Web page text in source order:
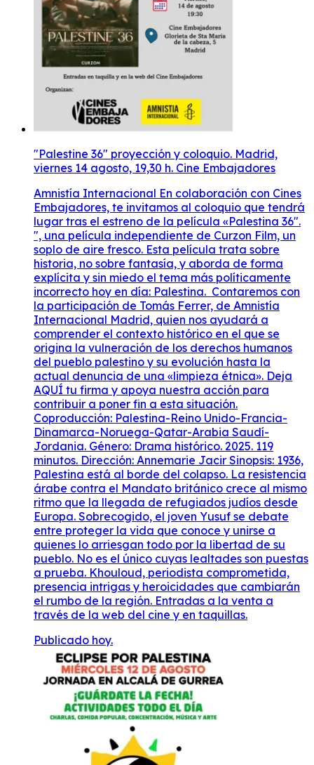
"Palestine 36" proyección y coloquio. Madrid,
viernes 14 agosto, 19,30 h. Cine Embajadores
Amnistía Internacional En colaboración con Cines
Embajadores, te invitamos al coloquio que tendrá
lugar tras el estreno de la película «Palestina 36″.
", ​​una película independiente de Curzon Film, un
soplo de aire fresco. Esta película trata sobre
historia, no sobre fantasía, y aborda de forma
explícita y sin miedo el tema más políticamente
incorrecto hoy en día: Palestina. Contaremos con
la participación de Tomás Ferrer, de Amnistía
Internacional Madrid, quien nos ayudará a
comprender el contexto histórico en el que se
origina la vulneración de los derechos humanos
del pueblo palestino y su evolución hasta la
actual denuncia de una «limpieza étnica». Deja
AQUÍ tu firma y apoya nuestra acción para
contribuir a poner fin a esta situación.
Coproducción: Palestina-Reino Unido-Francia-
Dinamarca-Noruega-Qatar-Arabia Saudí-
Jordania. Género: Drama histórico. 2025. 119
minutos. Dirección: Annemarie Jacir Sinopsis: 1936,
Palestina está al borde del colapso. La resistencia
árabe contra el Mandato británico crece al mismo
ritmo que la llegada de refugiados judíos desde
Europa. Sobrecogido, el joven Yusuf se debate
entre proteger la vida que conoce y unirse a
quienes lo arriesgan todo por la libertad de su
pueblo. No es el único cuyas lealtades son puestas
a prueba. Khouloud, periodista comprometida,
presencia intrigas y heroicidades que cambiarán
el rumbo de la región. Entradas a la venta a
través de la web del cine y en taquillas.
Publicado hoy.